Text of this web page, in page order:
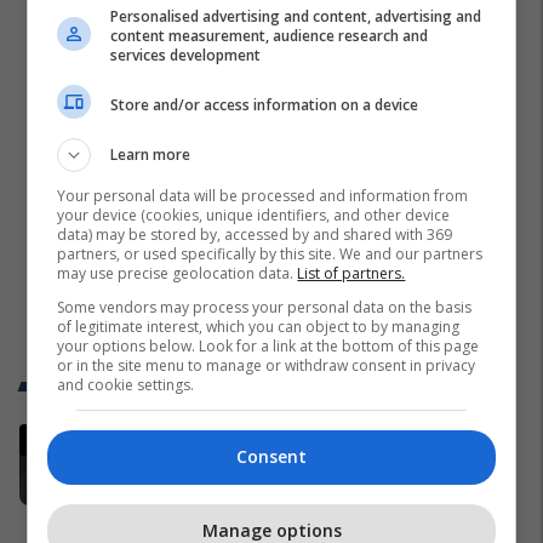
Trend Telegrafi
Sllovenët zbulojnë se sa do të
fitojë Vincic për gjykimin e finales
Përfaqësueset
Personalised advertising and content, advertising and
content measurement, audience research and
services development
Store and/or access information on a device
Learn more
Your personal data will be processed and information from
your device (cookies, unique identifiers, and other device
data) may be stored by, accessed by and shared with 369
partners, or used specifically by this site. We and our partners
may use precise geolocation data. List of partners.
Some vendors may process your personal data on the basis
of legitimate interest, which you can object to by managing
your options below. Look for a link at the bottom of this page
or in the site menu to manage or withdraw consent in privacy
and cookie settings.
Consent
Manage options